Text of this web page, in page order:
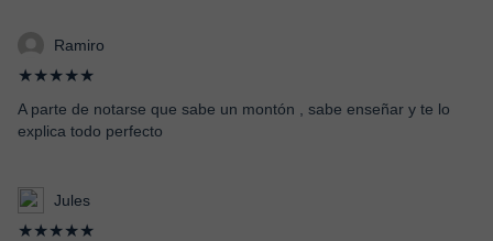
Ramiro
★★★★★
A parte de notarse que sabe un montón , sabe enseñar y te lo
explica todo perfecto
Jules
★★★★★